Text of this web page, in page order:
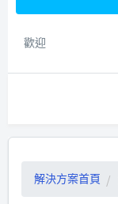
歡迎
解決方案首頁